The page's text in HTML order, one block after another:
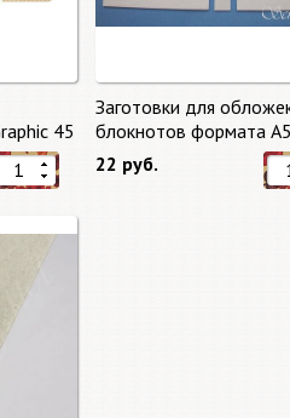
45
Заготовки для
блокнотов формата А5
22 руб.